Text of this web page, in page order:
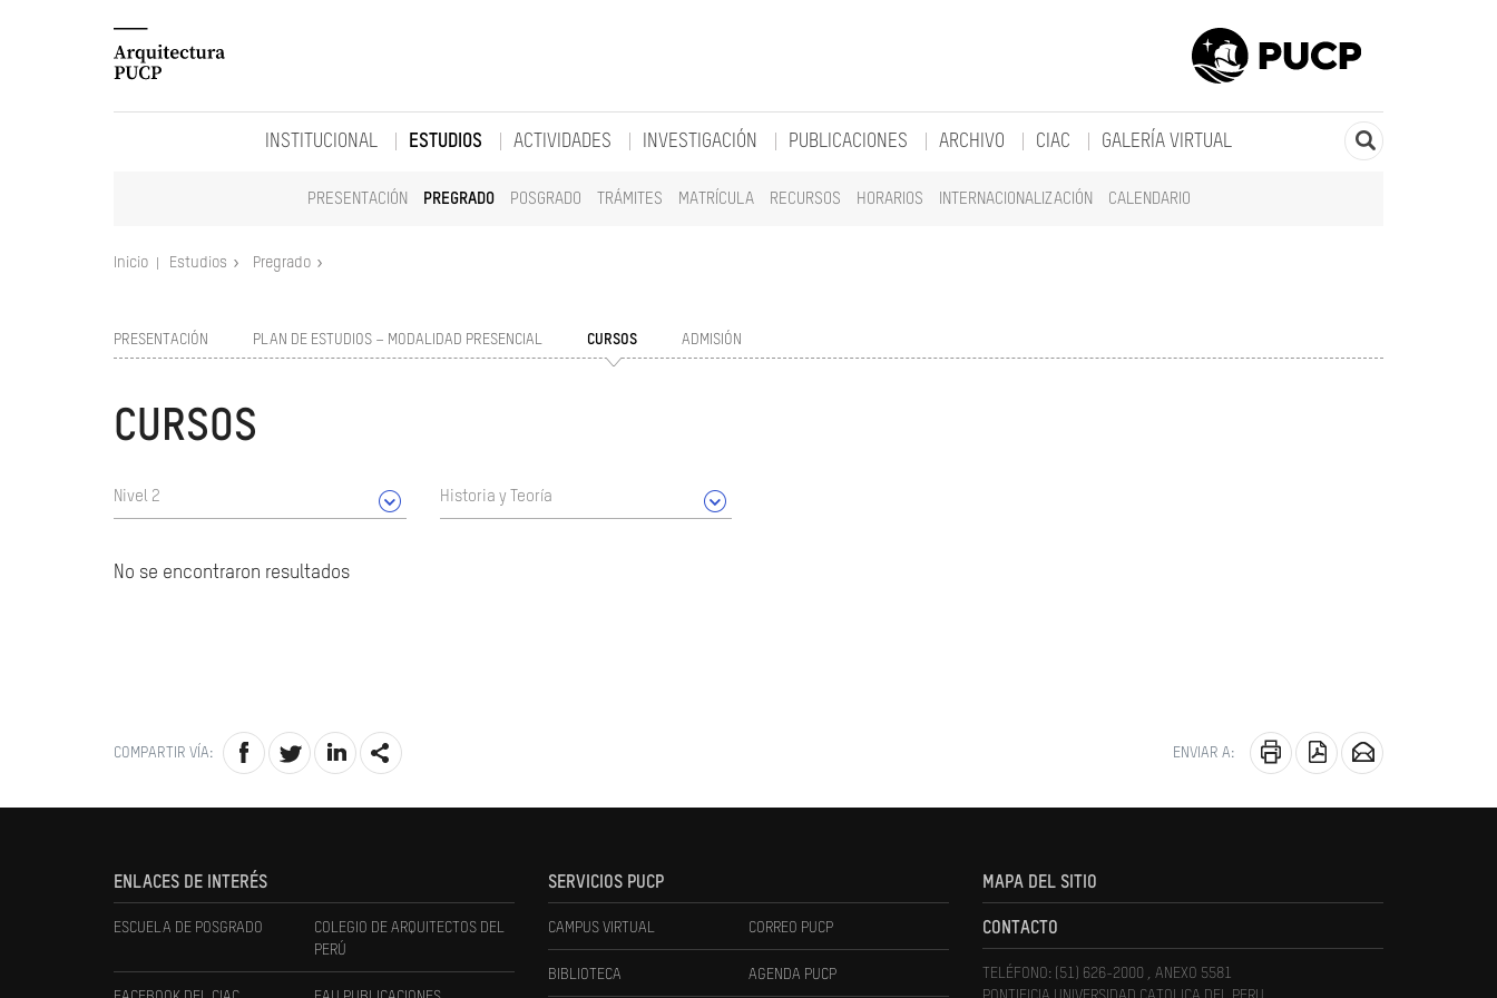
INSTITUCIONAL ESTUDIOS
PRESENTACIÓN PREGRADO POSGRADO TRÁMITES MATRÍCULA RECURSOS HORARIOS INTERNACIONALIZACIÓN CALENDARIO
ACTIVIDADES INVESTIGACIÓN PUBLICACIONES ARCHIVO CIAC GALERÍA VIRTUAL
Inicio Estudios Pregrado
PRESENTACIÓN PLAN DE ESTUDIOS – MODALIDAD PRESENCIAL CURSOS ADMISIÓN
CURSOS
Nivel 2 Historia y Teoría
No se encontraron resultados
COMPARTIR VÍA: ENVIAR A:
ENLACES DE INTERÉS
ESCUELA DE POSGRADO
COLEGIO DE ARQUITECTOS DEL
PERÚ
SERVICIOS PUCP
CAMPUS VIRTUAL CORREO PUCP
BIBLIOTECA AGENDA PUCP
MAPA DEL SITIO
CONTACTO
TELÉFONO: (51) 626-2000 , ANEXO 5581